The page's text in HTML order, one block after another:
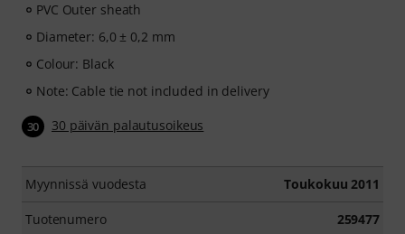
PVC Outer sheath
Diameter: 6,0 ± 0,2 mm
Colour: Black
Note: Cable tie not included in delivery
30 30 päivän palautusoikeus
Myynnissä vuodesta Toukokuu 2011
Tuotenumero 259477